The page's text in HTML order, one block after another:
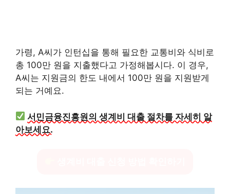
가령, A씨가 인턴십을 통해 필요한 교통비와 식비로
총 100만 원을 지출했다고 가정해봅시다. 이 경우,
A씨는 지원금의 한도 내에서 100만 원을 지원받게
되는 거예요.
서민금융진흥원의 생계비 대출 절차를 자세히 알
아보세요.